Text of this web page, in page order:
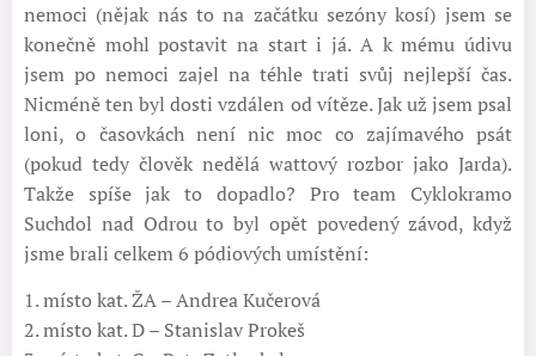
nemoci (nějak nás to na začátku sezóny kosí) jsem se
konečně mohl postavit na start i já. A k mému údivu
jsem po nemoci zajel na téhle trati svůj nejlepší čas.
Nicméně ten byl dosti vzdálen od vítěze. Jak už jsem psal
loni, o časovkách není nic moc co zajímavého psát
(pokud tedy člověk nedělá wattový rozbor jako Jarda).
Takže spíše jak to dopadlo? Pro team Cyklokramo
Suchdol nad Odrou to byl opět povedený závod, když
jsme brali celkem 6 pódiových umístění:
1. místo kat. ŽA – Andrea Kučerová
2. místo kat. D – Stanislav Prokeš